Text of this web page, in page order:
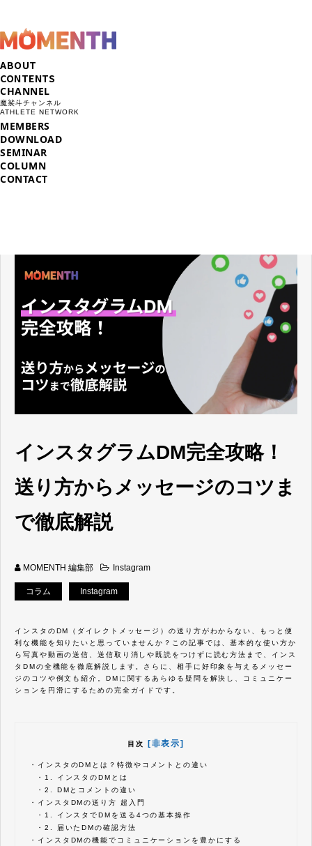
ABOUT
CONTENTS
CHANNEL
魔裟斗チャンネル
ATHLETE NETWORK
MEMBERS
DOWNLOAD
SEMINAR
COLUMN
CONTACT
インスタグラムDM完全攻略！
送り方からメッセージのコツま
で徹底解説
MOMENTH 編集部 Instagram
コラム Instagram
インスタのDM（ダイレクトメッセージ）の送り方がわからない、もっと便
利な機能を知りたいと思っていませんか？この記事では、基本的な使い方か
ら写真や動画の送信、送信取り消しや既読をつけずに読む方法まで、インス
タDMの全機能を徹底解説します。さらに、相手に好印象を与えるメッセー
ジのコツや例文も紹介。DMに関するあらゆる疑問を解決し、コミュニケー
ションを円滑にするための完全ガイドです。
目次 [非表示]
・ インスタのDMとは？特徴やコメントとの違い
・ 1. インスタのDMとは
・ 2. DMとコメントの違い
・ インスタDMの送り方 超入門
・ 1. インスタでDMを送る4つの基本操作
・ 2. 届いたDMの確認方法
・ インスタDMの機能でコミュニケーションを豊かにする